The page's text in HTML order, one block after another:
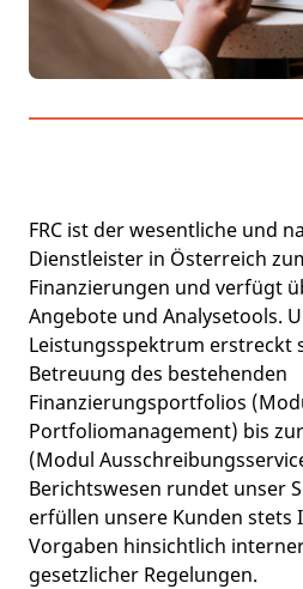
FRC ist der wesentliche und
Dienstleister in Österreich
Finanzierungen und verfügt
Angebote und Analysetools.
Leistungsspektrum erstreckt
Betreuung des bestehenden
Finanzierungsportfolios
Portfoliomanagement) bis
(Modul
Berichtswesen rundet unser
erfüllen unsere Kunden stets
Vorgaben hinsichtlich
gesetzlicher Regelungen.